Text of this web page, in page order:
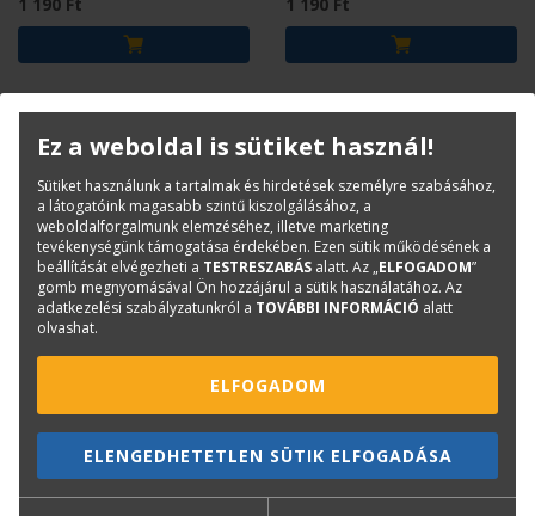
HORVÁTH TAMÁS FŐSZERKESZTŐ
Eredeti ár:2 900Ft
Online ár:2 320Ft
Octogon 2025/3. 199.
3 000 Ft
Ez a weboldal is sütiket használ!
Sütiket használunk a tartalmak és hirdetések személyre szabásához,
a látogatóink magasabb szintű kiszolgálásához, a
weboldalforgalmunk elemzéséhez, illetve marketing
tevékenységünk támogatása érdekében. Ezen sütik működésének a
beállítását elvégezheti a TESTRESZABÁS alatt. Az „ELFOGADOM”
gomb megnyomásával Ön hozzájárul a sütik használatához. Az
adatkezelési szabályzatunkról a TOVÁBBI INFORMÁCIÓ alatt
olvashat.
ELFOGADOM
ELENGEDHETETLEN SÜTIK ELFOGADÁSA